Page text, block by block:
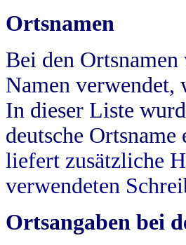
Ortsnamen
Bei den
Namen verwendet,
In dieser Liste
deutsche Ortsname
liefert zusätzliche
verwendeten
Ortsangaben bei